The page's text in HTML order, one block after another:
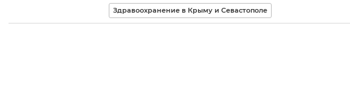
Здравоохранение в Крыму и Севастополе